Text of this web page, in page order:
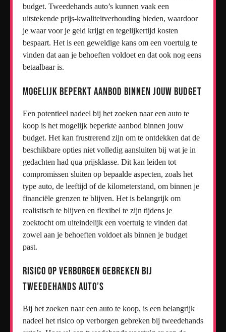
budget. Tweedehands auto’s kunnen vaak een
uitstekende prijs-kwaliteitverhouding bieden, waardoor
je waar voor je geld krijgt en tegelijkertijd kosten
bespaart. Het is een geweldige kans om een voertuig te
vinden dat aan je behoeften voldoet en dat ook nog eens
betaalbaar is.
Mogelijk beperkt aanbod binnen jouw budget
Een potentieel nadeel bij het zoeken naar een auto te
koop is het mogelijk beperkte aanbod binnen jouw
budget. Het kan frustrerend zijn om te ontdekken dat de
beschikbare opties niet volledig aansluiten bij wat je in
gedachten had qua prijsklasse. Dit kan leiden tot
compromissen sluiten op bepaalde aspecten, zoals het
type auto, de leeftijd of de kilometerstand, om binnen je
financiële grenzen te blijven. Het is belangrijk om
realistisch te blijven en flexibel te zijn tijdens je
zoektocht om uiteindelijk een voertuig te vinden dat
zowel aan je behoeften voldoet als binnen je budget
past.
Risico op verborgen gebreken bij
tweedehands auto’s
Bij het zoeken naar een auto te koop, is een belangrijk
nadeel het risico op verborgen gebreken bij tweedehands